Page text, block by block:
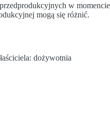
w momencie
mogą się różnić.
dożywotnia